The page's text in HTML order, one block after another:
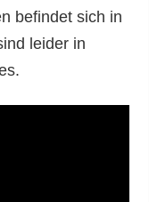
befindet sich in
leider in